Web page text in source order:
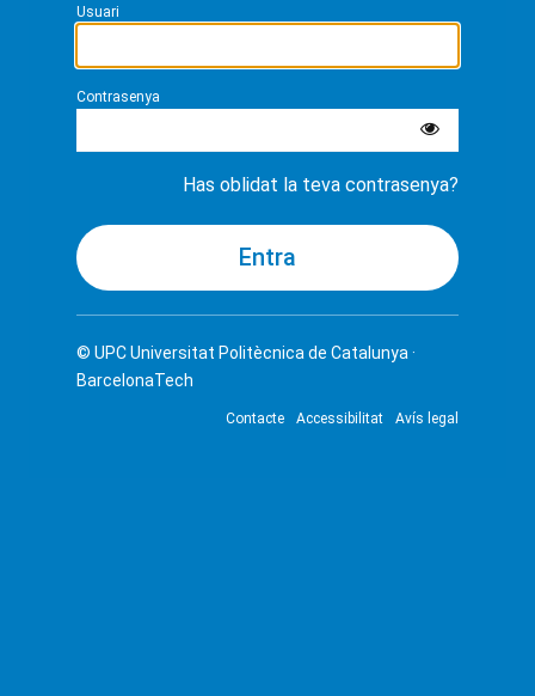
Usuari
Contrasenya
Has oblidat la teva contrasenya?
© UPCUniversitat Politècnica de Catalunya ·
BarcelonaTech
Contacte Accessibilitat Avís legal